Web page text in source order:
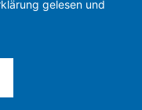
gelesen und